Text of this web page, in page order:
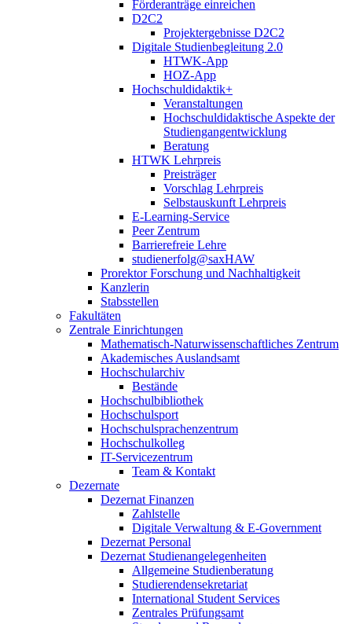
Förderanträge einreichen
D2C2
Projektergebnisse D2C2
Digitale Studienbegleitung 2.0
HTWK-App
HOZ-App
Hochschuldidaktik+
Veranstaltungen
Hochschuldidaktische Aspekte der
Studiengangentwicklung
Beratung
HTWK Lehrpreis
Preisträger
Vorschlag Lehrpreis
Selbstauskunft Lehrpreis
E-Learning-Service
Peer Zentrum
Barrierefreie Lehre
studienerfolg@saxHAW
Prorektor Forschung und Nachhaltigkeit
Kanzlerin
Stabsstellen
Fakultäten
Zentrale Einrichtungen
Mathematisch-Naturwissenschaftliches Zentrum
Akademisches Auslandsamt
Hochschularchiv
Bestände
Hochschulbibliothek
Hochschulsport
Hochschulsprachenzentrum
Hochschulkolleg
IT-Servicezentrum
Team & Kontakt
Dezernate
Dezernat Finanzen
Zahlstelle
Digitale Verwaltung & E-Government
Dezernat Personal
Dezernat Studienangelegenheiten
Allgemeine Studienberatung
Studierendensekretariat
International Student Services
Zentrales Prüfungsamt